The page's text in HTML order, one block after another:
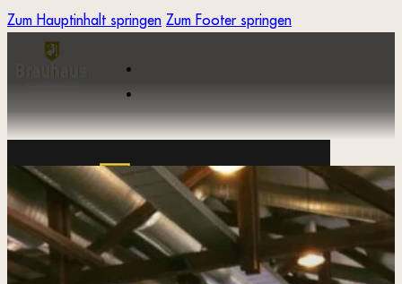
Zum Hauptinhalt springen Zum Footer springen